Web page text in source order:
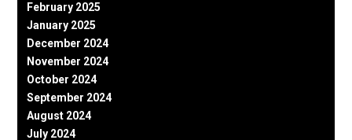
February 2025
January 2025
December 2024
November 2024
October 2024
September 2024
August 2024
July 2024